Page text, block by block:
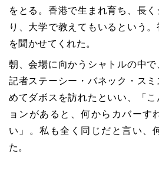
をとる。香港で生まれ育ち、長
り、大学で教えてもいるという
を聞かせてくれた。
朝、会場に向かうシャトルの中
記者ステーシー・バネック・ス
めてダボスを訪れたといい、「
ョンがあると、何からカバーす
い」。私も全く同じだと言い、
た。